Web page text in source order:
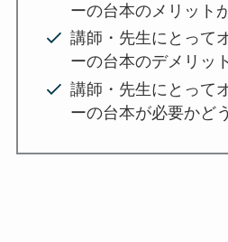
ーの台本のメリット
講師・先生にとって
ーの台本のデメリッ
講師・先生にとって
ーの台本が必要かど